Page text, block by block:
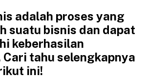
adalah proses yang
suatu bisnis dan dapat
keberhasilan
Cari tahu selengkapnya
ini!